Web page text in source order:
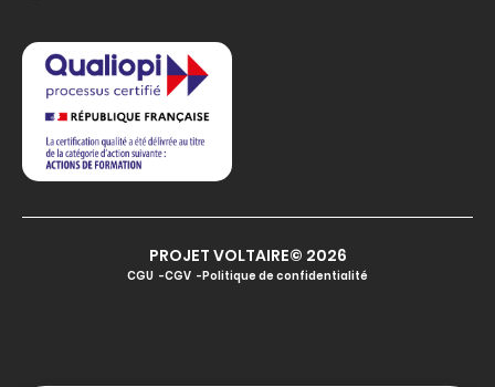
PROJET VOLTAIRE© 2026
CGU CGV Politique de confidentialité